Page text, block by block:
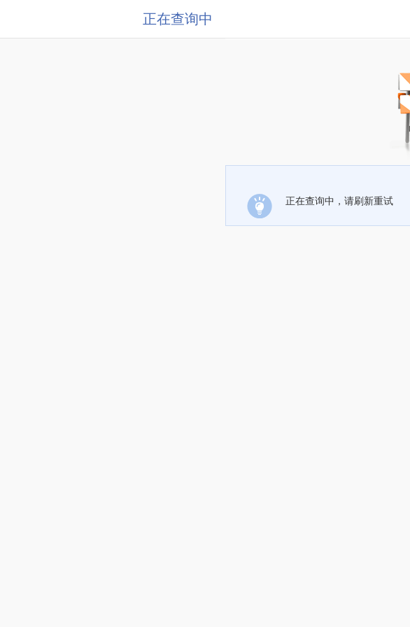
正在查询中
正在查询中，请刷新重试